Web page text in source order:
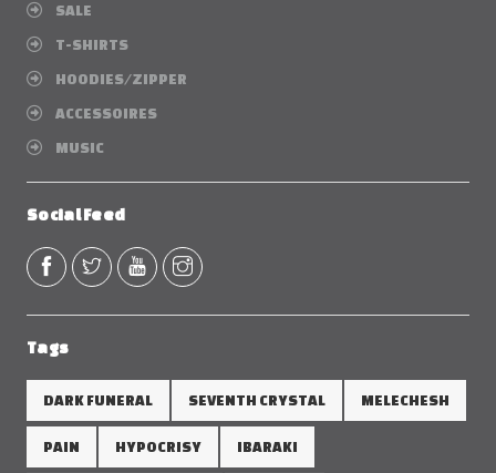
SALE
T-SHIRTS
HOODIES/ZIPPER
ACCESSOIRES
MUSIC
Social Feed
Tags
DARK FUNERAL SEVENTH CRYSTAL MELECHESH
PAIN HYPOCRISY IBARAKI